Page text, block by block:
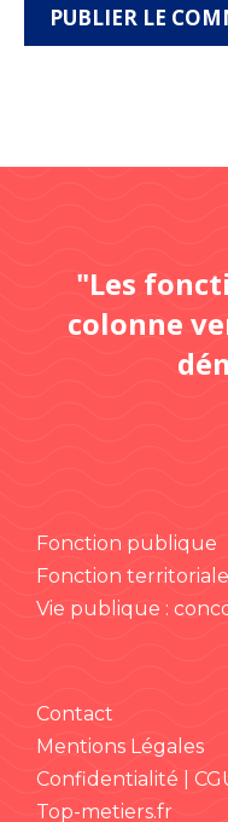
"Les
colonne
Fonction publique
Fonction territoriale
Vie publique :
Contact
Mentions Légales
Confidentialité |
Top-metiers.fr